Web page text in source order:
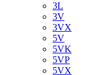
3L
3V
3VX
5V
5VK
5VP
5VX